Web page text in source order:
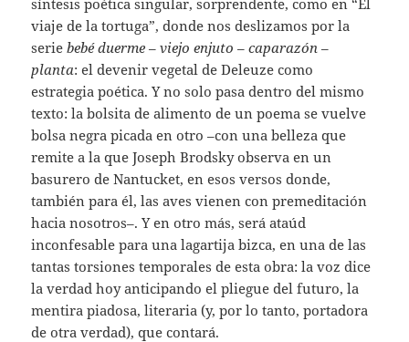
viaje de la tortuga”, donde nos deslizamos por la
seriebebé duerme–viejo enjuto –caparazón –
planta: el devenir vegetal de Deleuze como
estrategia poética. Y no solo pasa dentro del mismo
texto: la bolsita de alimento de un poema se vuelve
bolsa negra picada en otro –con una belleza que
remite a la que Joseph Brodsky observa en un
basurero de Nantucket, en esos versos donde,
también para él, las aves vienen con premeditación
hacia nosotros–. Y en otro más, será ataúd
inconfesable para una lagartija bizca, en una de las
tantas torsiones temporales de esta obra: la voz dice
la verdad hoy anticipando el pliegue del futuro, la
mentira piadosa, literaria (y, por lo tanto, portadora
de otra verdad), que contará.